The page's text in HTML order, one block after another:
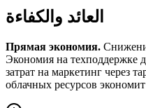
العائد والكفاءة
Прямая экономия.
Экономия на техподдержке
затрат на маркетинг через
облачных ресурсов